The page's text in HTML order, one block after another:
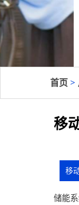
首页 >
移
移
储能